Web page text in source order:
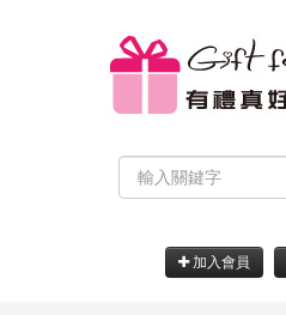
加入會員